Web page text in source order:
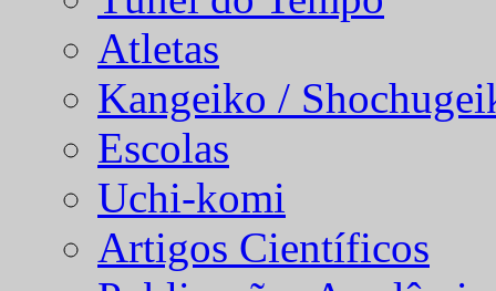
Atletas
Kangeiko /
Escolas
Uchi-komi
Artigos Científicos